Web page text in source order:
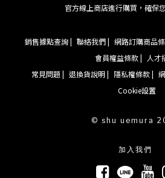
官方線上商店進行購買，確保
銷售據點查詢 | 聯絡我們 | 網路訂購商品
會員權益條款 |
人才
常見問題 | 退換貨說明 | 隱私權條款 |
Cookie設置
© shu uemura
加入我們